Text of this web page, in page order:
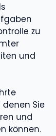
zu
und
Sie
und
können.